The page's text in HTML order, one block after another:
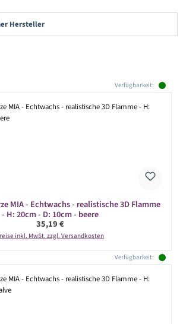
Hersteller
Verfügbarkeit:
MIA - Echtwachs - realistische 3D Flamme
- H: 20cm - D: 10cm - beere
Regulärer Preis:
35,19 €
inkl. MwSt. zzgl. Versandkosten
Verfügbarkeit: